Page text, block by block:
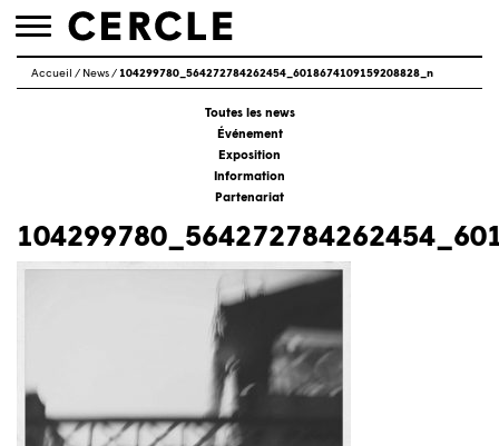
Toggle
Accueil / News/ 104299780_564272784262454_6018674109159208828_n
Toutes les news
Événement
Exposition
Information
Partenariat